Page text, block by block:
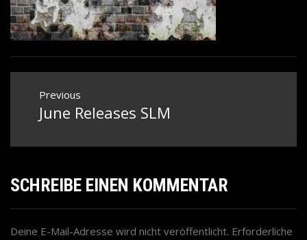
Previous
Previous
June Releases SLM
SCHREIBE EINEN KOMMENTAR
Deine E-Mail-Adresse wird nicht veröffentlicht. Erforderliche